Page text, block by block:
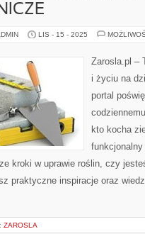
LIS - 15 - 2025
Zarosla.pl –
i życiu na
portal
kto kocha
kroki w uprawie roślin, czy
praktyczne inspiracje oraz
ZAROSLA